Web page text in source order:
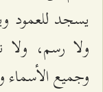
يسجد للعمود
ولا رسم، ولا
وجميع الأسماء